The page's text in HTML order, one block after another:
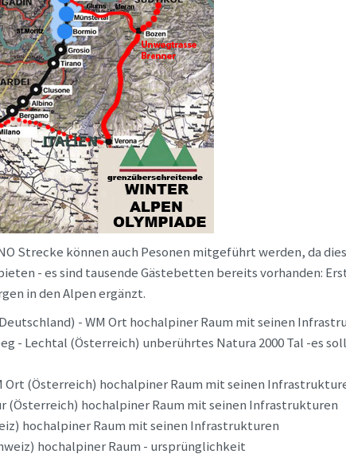
Strecke können auch Pesonen mitgeführt werden, da
- es sind tausende Gästebetten bereits vorhanden:
in den Alpen ergänzt.
- WM Ort hochalpiner Raum mit seinen
- Lechtal (Österreich) unberührtes Natura 2000 Tal -es
Ort (Österreich) hochalpiner Raum mit seinen
(Österreich) hochalpiner Raum mit seinen Infrastrukturen
hochalpiner Raum mit seinen Infrastrukturen
hochalpiner Raum - ursprünglichkeit